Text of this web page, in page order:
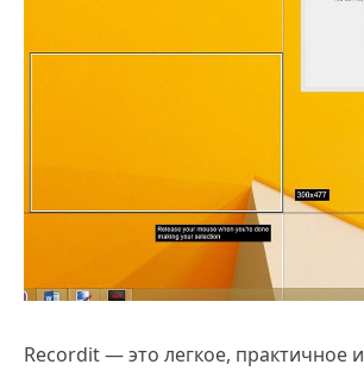
Recordit — это легкое, практичное и